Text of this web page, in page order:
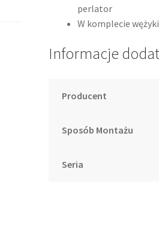
perlator
W komplecie
Informacje
Producent
Sposób Montażu
Seria